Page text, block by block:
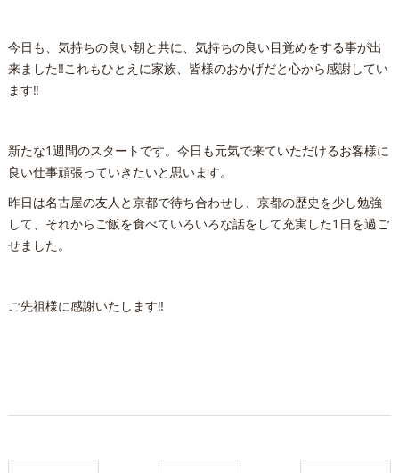
今日も、気持ちの良い朝と共に、気持ちの良い目覚めをする事が出
来ました‼️これもひとえに家族、皆様のおかげだと心から感謝してい
ます‼️
新たな1週間のスタートです。今日も元気で来ていただけるお客様に
良い仕事頑張っていきたいと思います。
昨日は名古屋の友人と京都で待ち合わせし、京都の歴史を少し勉強
して、それからご飯を食べていろいろな話をして充実した1日を過ご
せました。
ご先祖様に感謝いたします‼️